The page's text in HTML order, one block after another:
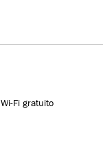
Wi-Fi gratuito